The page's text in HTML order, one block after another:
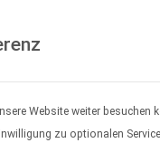
Website weiter besuchen
zu optionalen